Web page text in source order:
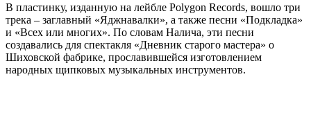
В пластинку, изданную на лейбле Polygon Records, вошло три
трека – заглавный «Яджнавалки», а также песни «Подкладка»
и «Всех или многих». По словам Налича, эти песни
создавались для спектакля «Дневник старого мастера» о
Шиховской фабрике, прославившейся изготовлением
народных щипковых музыкальных инструментов.